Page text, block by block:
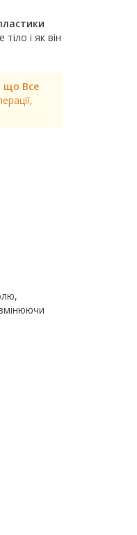
і як він
що Все